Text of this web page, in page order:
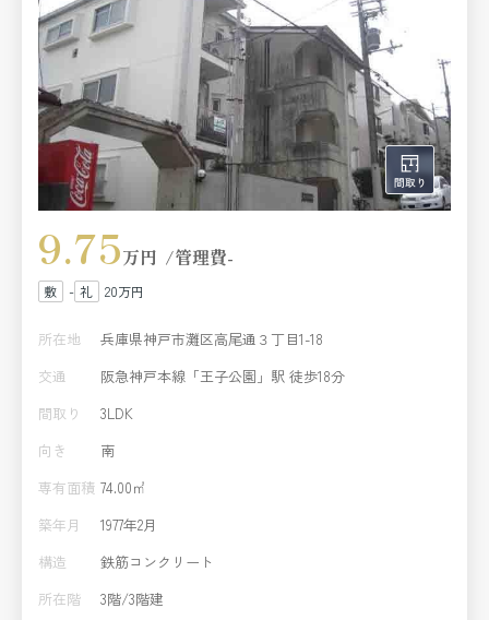
9.75万円 管理費-
- 20万円
所在地
兵庫県神戸市灘区高尾通３丁目1-18
交通
阪急神戸本線「王子公園」駅 徒歩18分
間取り
3LDK
向き
南
専有面積 74.00㎡
築年月
1977年2月
構造
鉄筋コンクリート
所在階
3階/3階建